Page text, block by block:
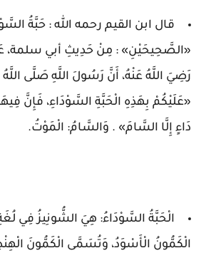
قال ابن القيم رحمه الله : حَبَّةُ
«الصَّحِيحَيْنِ» : مِنْ حَدِيثِ أبي سلمة،
رَضِيَ اللَّهُ عَنْهُ، أَنَّ رَسُولَ اللَّهِ صَلَّى
«عَلَيْكُمْ بِهَذِهِ الْحَبَّةِ السَّوْدَاءِ، فَإِنَّ
دَاءٍ إِلَّا السَّامَ» . وَالسَّامُ: الْمَوْتُ.
الْحَبَّةُ السَّوْدَاءُ: هِيَ الشُّونِيزُ فِي
الْكَمُّونُ الْأَسْوَدُ، وَتُسَمَّى الْكَمُّونَ